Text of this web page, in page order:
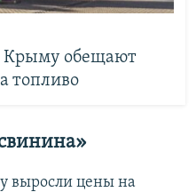
Крыму обещают
топливо
выросли цены на